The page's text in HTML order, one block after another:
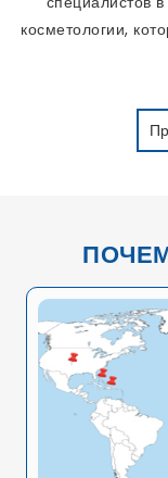
косметологии,